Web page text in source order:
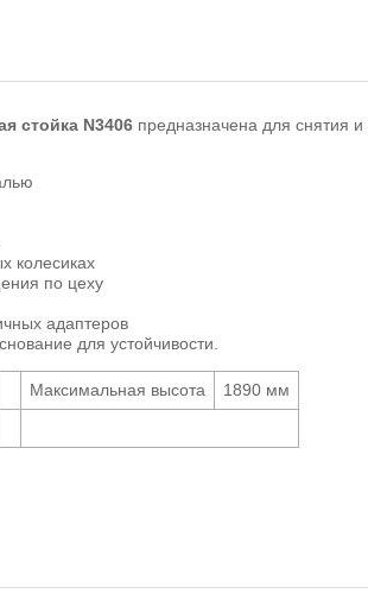
cтойка N3406 предназначена для снятия
колесиках
по цеху
адаптеров
для устойчивости.
Максимальная высота
1890 мм